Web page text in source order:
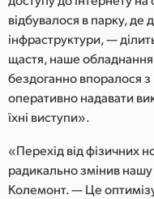
відбувалося в парку,
інфраструктури, —
щастя, наше обладнання
бездоганно впоралося
оперативно надавати
їхні виступи».
«Перехід від фізичних
радикально змінив
Колемонт. — Це